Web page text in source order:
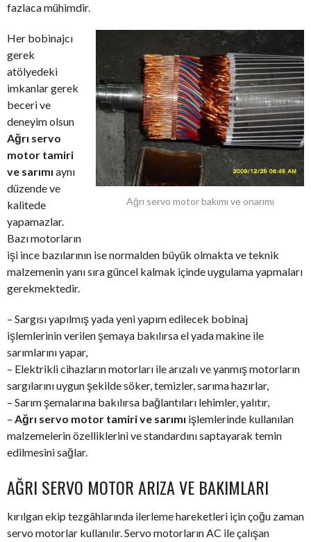
fazlaca mühimdir.
Ağrı servo motor bakımı ve onarımı
Her bobinajcı
gerek
atölyedeki
imkanlar gerek
beceri ve
deneyim olsun
Ağrı servo
motor tamiri
ve sarımı aynı
düzende ve
kalitede
yapamazlar.
Bazı motorların
işi ince bazılarının ise normalden büyük olmakta ve teknik
malzemenin yanı sıra güncel kalmak içinde uygulama yapmaları
gerekmektedir.
– Sargısı yapılmış yada yeni yapım edilecek bobinaj
işlemlerinin verilen şemaya bakılırsa el yada makine ile
sarımlarını yapar,
– Elektrikli cihazların motorları ile arızalı ve yanmış motorların
sargılarını uygun şekilde söker, temizler, sarıma hazırlar,
– Sarım şemalarına bakılırsa bağlantıları lehimler, yalıtır,
– Ağrı servo motor tamiri ve sarımı işlemlerinde kullanılan
malzemelerin özelliklerini ve standardını saptayarak temin
edilmesini sağlar.
AĞRI SERVO MOTOR ARIZA VE BAKIMLARI
kırılgan ekip tezgâhlarında ilerleme hareketleri için çoğu zaman
servo motorlar kullanılır. Servo motorların AC ile çalışan